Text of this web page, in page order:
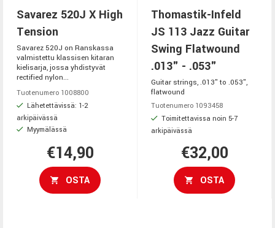
Savarez 520J X High
Tension
Savarez 520J on Ranskassa
valmistettu klassisen kitaran
kielisarja, jossa yhdistyvät
rectified nylon...
Tuotenumero 1008800
Lähetettävissä: 1-2
arkipäivässä
Myymälässä
€14,90
OSTA
Thomastik-Infeld
JS 113 Jazz Guitar
Swing Flatwound
.013" - .053"
Guitar strings, .013" to .053",
flatwound
Tuotenumero 1093458
Toimitettavissa noin 5-7
arkipäivässä
€32,00
OSTA